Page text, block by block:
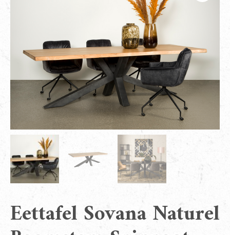
Eettafel Sovana Naturel